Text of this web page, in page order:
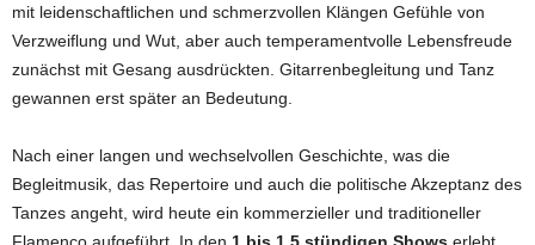
mit leidenschaftlichen und schmerzvollen Klängen Gefühle von
Verzweiflung und Wut, aber auch temperamentvolle Lebensfreude
zunächst mit Gesang ausdrückten. Gitarrenbegleitung und Tanz
gewannen erst später an Bedeutung.
Nach einer langen und wechselvollen Geschichte, was die
Begleitmusik, das Repertoire und auch die politische Akzeptanz des
Tanzes angeht, wird heute ein kommerzieller und traditioneller
Flamenco aufgeführt. In den 1 bis 1,5 stündigen Shows erlebt